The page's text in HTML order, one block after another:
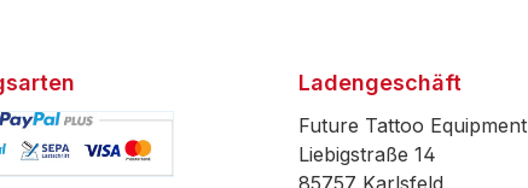
Ladengeschäft
Future Tattoo Equipment
Liebigstraße 14